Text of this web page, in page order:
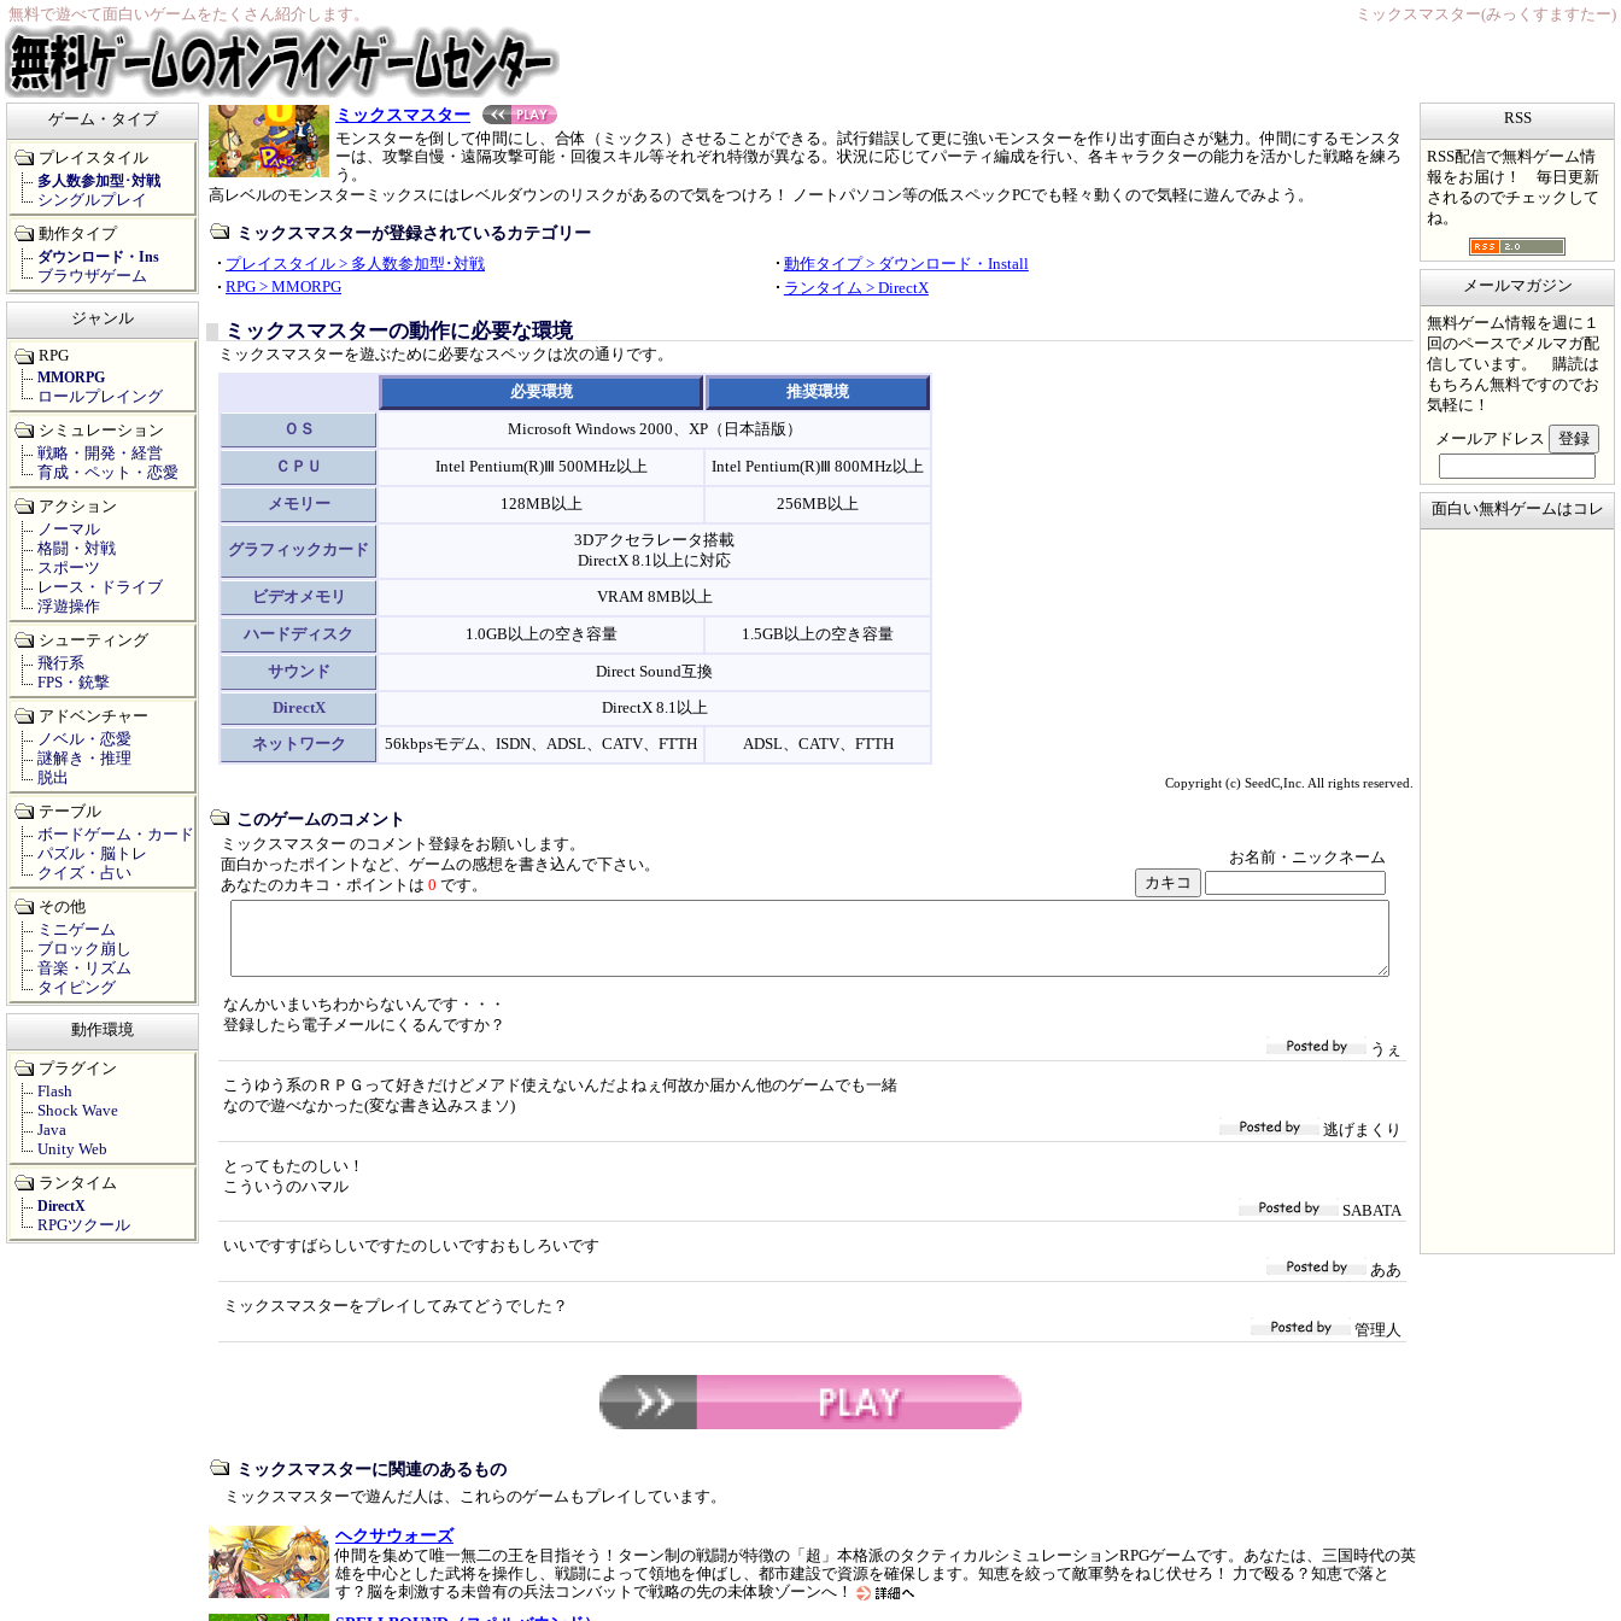
無料で遊べて面白いゲームをたくさん紹介します。 ミックスマスター(みっくすますたー)
ミックスマスター
モンスターを倒して仲間にし、合体（ミックス）させることができる。試行錯誤して更に強いモンスターを作り出す面白さが魅力。仲間にするモンスタ
ーは、攻撃自慢・遠隔攻撃可能・回復スキル等それぞれ特徴が異なる。状況に応じてパーティ編成を行い、各キャラクターの能力を活かした戦略を練ろ
う。
高レベルのモンスターミックスにはレベルダウンのリスクがあるので気をつけろ！ ノートパソコン等の低スペックPCでも軽々動くので気軽に遊んでみよう。
ミックスマスターが登録されているカテゴリー
プレイスタイル > 多人数参加型･対戦
動作タイプ > ダウンロード・Install
RPG > MMORPG
ランタイム > DirectX
ミックスマスターの動作に必要な環境
ミックスマスターを遊ぶために必要なスペックは次の通りです。
必要環境 推奨環境
ＯＳ Microsoft Windows 2000、XP（日本語版）
ＣＰＵ Intel Pentium(R)Ⅲ 500MHz以上 Intel Pentium(R)Ⅲ 800MHz以上
メモリー 128MB以上 256MB以上
グラフィックカード
3Dアクセラレータ搭載
DirectX 8.1以上に対応
ビデオメモリ VRAM 8MB以上
ハードディスク 1.0GB以上の空き容量 1.5GB以上の空き容量
サウンド Direct Sound互換
DirectX DirectX 8.1以上
ネットワーク 56kbpsモデム、ISDN、ADSL、CATV、FTTH ADSL、CATV、FTTH
Copyright (c) SeedC,Inc. All rights reserved.
このゲームのコメント
ミックスマスター のコメント登録をお願いします。
面白かったポイントなど、ゲームの感想を書き込んで下さい。
あなたのカキコ・ポイントは 0 です。
お名前・ニックネーム
なんかいまいちわからないんです・・・
登録したら電子メールにくるんですか？
うぇ
こうゆう系のＲＰＧって好きだけどメアド使えないんだよねぇ何故か届かん他のゲームでも一緒
なので遊べなかった(変な書き込みスまソ)
逃げまくり
とってもたのしい！
こういうのハマル
SABATA
いいですすばらしいですたのしいですおもしろいです
ああ
ミックスマスターをプレイしてみてどうでした？
管理人
ミックスマスターに関連のあるもの
ミックスマスターで遊んだ人は、これらのゲームもプレイしています。
ヘクサウォーズ
仲間を集めて唯一無二の王を目指そう！ターン制の戦闘が特徴の「超」本格派のタクティカルシミュレーションRPGゲームです。あなたは、三国時代の英
雄を中心とした武将を操作し、戦闘によって領地を伸ばし、都市建設で資源を確保します。知恵を絞って敵軍勢をねじ伏せろ！ 力で殴る？知恵で落と
す？脳を刺激する未曾有の兵法コンバットで戦略の先の未体験ゾーンへ！
ゲーム・タイプ
プレイスタイル
多人数参加型･対戦
シングルプレイ
動作タイプ
ダウンロード・Ins
ブラウザゲーム
ジャンル
RPG
MMORPG
ロールプレイング
シミュレーション
戦略・開発・経営
育成・ペット・恋愛
アクション
ノーマル
格闘・対戦
スポーツ
レース・ドライブ
浮遊操作
シューティング
飛行系
FPS・銃撃
アドベンチャー
ノベル・恋愛
謎解き・推理
脱出
テーブル
ボードゲーム・カード
パズル・脳トレ
クイズ・占い
その他
ミニゲーム
ブロック崩し
音楽・リズム
タイピング
動作環境
プラグイン
Flash
Shock Wave
Java
Unity Web
ランタイム
DirectX
RPGツクール
RSS
RSS配信で無料ゲーム情
報をお届け！ 毎日更新
されるのでチェックして
ね。
メールマガジン
無料ゲーム情報を週に１
回のペースでメルマガ配
信しています。 購読は
もちろん無料ですのでお
気軽に！
メールアドレス
面白い無料ゲームはコレ